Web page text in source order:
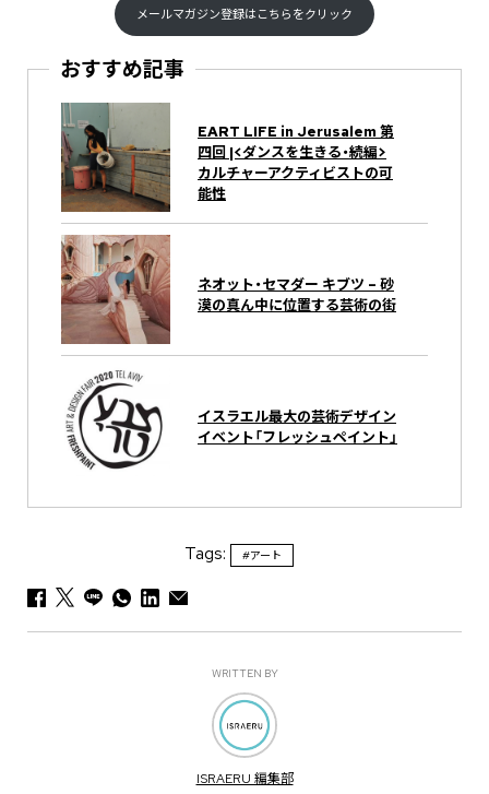
メールマガジン登録はこちらをクリック
おすすめ記事
EART LIFE in Jerusalem 第
四回 |<ダンスを生きる・続編>
カルチャーアクティビストの可
能性
ネオット・セマダー キブツ – 砂
漠の真ん中に位置する芸術の街
イスラエル最大の芸術デザイン
イベント「フレッシュペイント」
Tags: #アート
WRITTEN BY
ISRAERU 編集部